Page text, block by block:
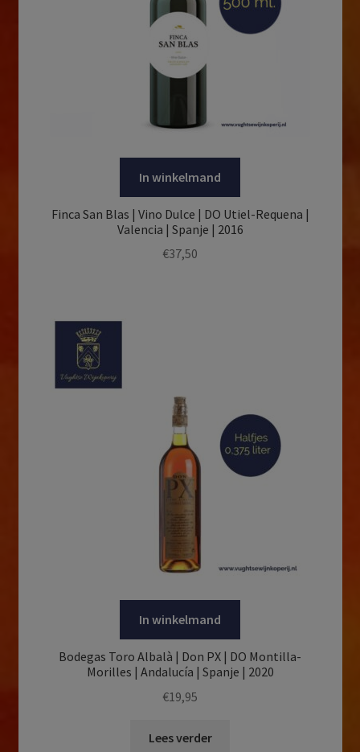
In winkelmand
Finca San Blas | Vino Dulce | DO Utiel-Requena |
Valencia | Spanje | 2016
€37,50
In winkelmand
Bodegas Toro Albalà | Don PX | DO Montilla-
Morilles | Andalucía | Spanje | 2020
€19,95
Lees verder